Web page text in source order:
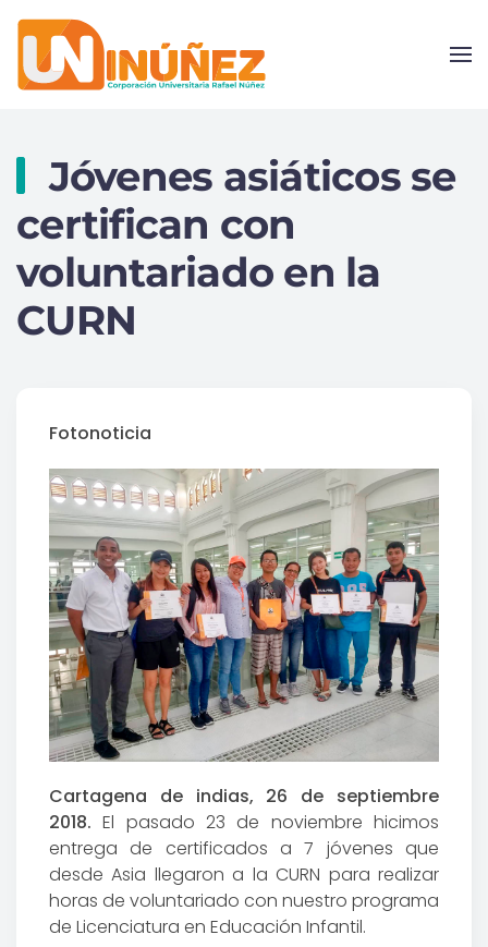
Skip to main content
Jóvenes asiáticos se
certifican con
voluntariado en la
CURN
Fotonoticia
Cartagena de indias, 26 de septiembre
2018. El pasado 23 de noviembre hicimos
entrega de certificados a 7 jóvenes que
desde Asia llegaron a la CURN para realizar
horas de voluntariado con nuestro programa
de Licenciatura en Educación Infantil.